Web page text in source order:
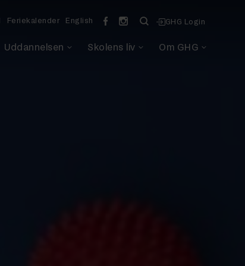
Uddannelsen Skolens liv Om GHG
Feriekalender English GHG Login